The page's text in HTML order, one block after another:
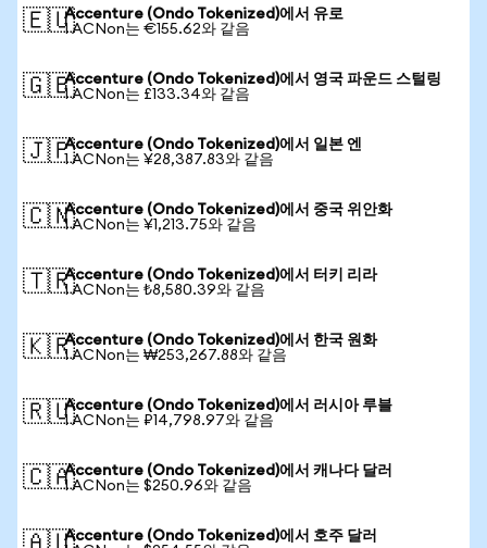
🇪🇺Accenture (Ondo Tokenized)에서 유로
1 ACNon는 €155.62와 같음
🇬🇧Accenture (Ondo Tokenized)에서 영국 파운드 스털링
1 ACNon는 £133.34와 같음
🇯🇵Accenture (Ondo Tokenized)에서 일본 엔
1 ACNon는 ¥28,387.83와 같음
🇨🇳Accenture (Ondo Tokenized)에서 중국 위안화
1 ACNon는 ¥1,213.75와 같음
🇹🇷Accenture (Ondo Tokenized)에서 터키 리라
1 ACNon는 ₺8,580.39와 같음
🇰🇷Accenture (Ondo Tokenized)에서 한국 원화
1 ACNon는 ₩253,267.88와 같음
🇷🇺Accenture (Ondo Tokenized)에서 러시아 루블
1 ACNon는 ₽14,798.97와 같음
🇨🇦Accenture (Ondo Tokenized)에서 캐나다 달러
1 ACNon는 $250.96와 같음
Accenture (Ondo Tokenized)에서 호주 달러